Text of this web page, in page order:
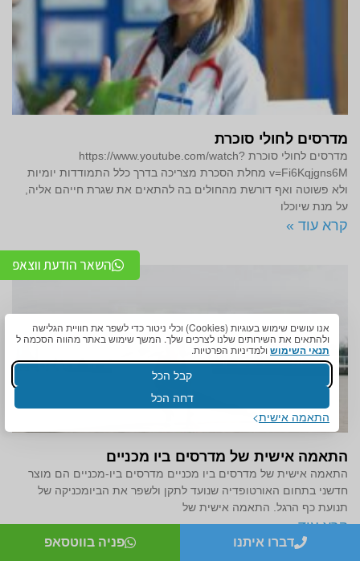
אנו עושים שימוש בעוגיות (Cookies) וכלי ניטור כדי לשפר את חוויית הגלישה
ולהתאים את השירותים שלנו לצרכים שלך. המשך שימוש באתר מהווה הסכמה ל
תנאי השימוש ולמדיניות הפרטיות.
קבל הכל
דחה הכל
התאמה אישית
מדרסים לחולי סוכרת
מדרסים לחולי סוכרת https://www.youtube.com/watch?
v=Fi6Kqjgns6M מחלת הסכרת מצריכה בדרך כלל התמודדות יומיות
ולא פשוטה ואף דורשת מהחולים בה להתאים את שגרת חייהם אליה,
על מנת שיוכלו
קרא עוד »
התאמה אישית של מדרסים ביו מכניים
התאמה אישית של מדרסים ביו מכניים מדרסים ביו-מכניים הם מוצר
חדשני בתחום האורטופדיה שנועד לתקן ולשפר את הביומכניקה של
תנועת כף הרגל. התאמה אישית של
קרא עוד »
השאר הודעת ווצאפ
דברו איתנו פניה בווטסאפ